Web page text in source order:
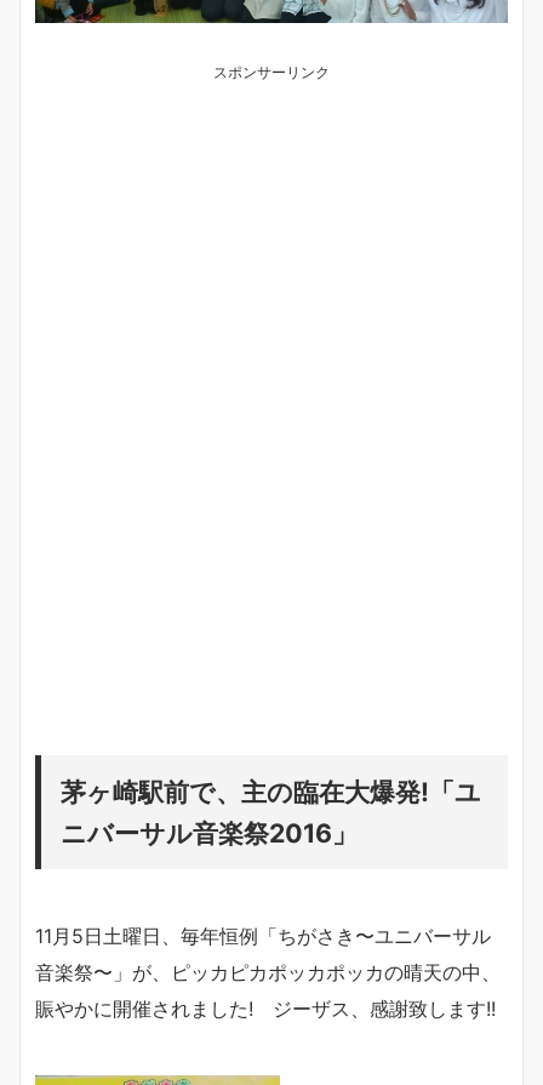
スポンサーリンク
茅ヶ崎駅前で、主の臨在大爆発!「ユ
ニバーサル音楽祭2016」
11月5日土曜日、毎年恒例「ちがさき〜ユニバーサル
音楽祭〜」が、ピッカピカポッカポッカの晴天の中、
賑やかに開催されました! ジーザス、感謝致します!!